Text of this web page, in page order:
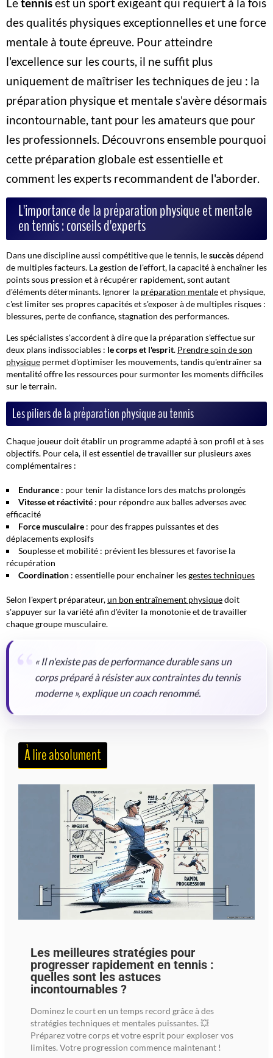
Letennisest un sport exigeant qui requiert à la fois
des qualités physiques exceptionnelles et une force
mentale à toute épreuve. Pour atteindre
l'excellence sur les courts, il ne suffit plus
uniquement de maîtriser les techniques de jeu : la
préparation physique et mentale s'avère désormais
incontournable, tant pour les amateurs que pour
les professionnels. Découvrons ensemble pourquoi
cette préparation globale est essentielle et
comment les experts recommandent de l'aborder.
L'importance de la préparation physique et mentale
en tennis : conseils d'experts
Dans une discipline aussi compétitive que le tennis, lesuccèsdépend
de multiples facteurs. La gestion de l'effort, la capacité à enchaîner les
points sous pression et à récupérer rapidement, sont autant
d'éléments déterminants. Ignorer la préparation mentaleet physique,
c'est limiter ses propres capacités et s'exposer à de multiples risques :
blessures, perte de confiance, stagnation des performances.
Les spécialistes s'accordent à dire que la préparation s'effectue sur
deux plans indissociables : le corps et l'esprit. Prendre soin de son
physique permet d'optimiser les mouvements, tandis qu'entraîner sa
mentalité offre les ressources pour surmonter les moments difficiles
sur le terrain.
Les piliers de la préparation physique au tennis
Chaque joueur doit établir un programme adapté à son profil et à ses
objectifs. Pour cela, il est essentiel de travailler sur plusieurs axes
complémentaires :
Endurance : pour tenir la distance lors des matchs prolongés
Vitesse et réactivité : pour répondre aux balles adverses avec
efficacité
Force musculaire : pour des frappes puissantes et des
déplacements explosifs
Souplesse et mobilité : prévient les blessures et favorise la
récupération
Coordination : essentielle pour enchainer lesgestes techniques
Selon l'expert préparateur,un bon entraînement physiquedoit
s'appuyer sur la variété afin d'éviter la monotonie et de travailler
chaque groupe musculaire.
« Il n'existe pas de performance durable sans un
corps préparé à résister aux contraintes du tennis
moderne », explique un coach renommé.
À lire absolument
Les meilleures stratégies pour
progresser rapidement en tennis :
quelles sont les astuces
incontournables ?
Dominez le court en un temps record grâce à des
stratégies techniques et mentales puissantes. 💥
Préparez votre corps et votre esprit pour exploser vos
limites. Votre progression commence maintenant !